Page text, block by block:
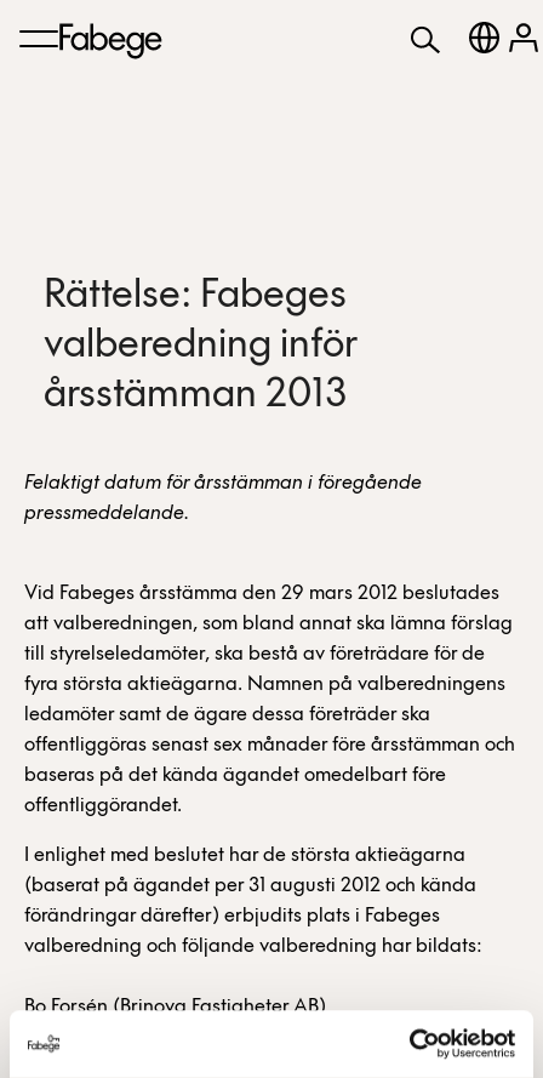
Rättelse: Fabeges
valberedning inför
årsstämman 2013
Felaktigt datum för årsstämman i föregående
pressmeddelande.
Vid Fabeges årsstämma den 29 mars 2012 beslutades
att valberedningen, som bland annat ska lämna förslag
till styrelseledamöter, ska bestå av företrädare för de
fyra största aktieägarna. Namnen på valberedningens
ledamöter samt de ägare dessa företräder ska
offentliggöras senast sex månader före årsstämman och
baseras på det kända ägandet omedelbart före
offentliggörandet.
I enlighet med beslutet har de största aktieägarna
(baserat på ägandet per 31 augusti 2012 och kända
förändringar därefter) erbjudits plats i Fabeges
valberedning och följande valberedning har bildats:
Bo Forsén (Brinova Fastigheter AB)
Mats Qviberg (Investment AB Öresund)